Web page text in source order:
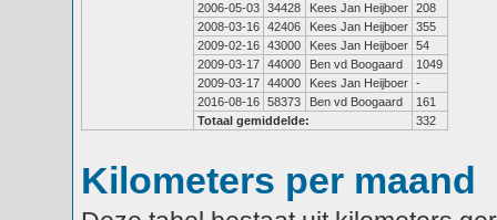
2006-05-03 34428 Kees Jan Heijboer 208
2008-03-16 42406 Kees Jan Heijboer 355
2009-02-16 43000 Kees Jan Heijboer 54
2009-03-17 44000 Ben vd Boogaard
1049
2009-03-17 44000 Kees Jan Heijboer -
2016-08-16 58373 Ben vd Boogaard
161
Totaal gemiddelde:
332
Kilometers per maand